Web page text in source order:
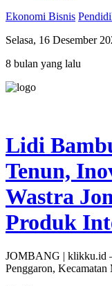
Ekonomi Bisnis
Selasa, 16 Desember
8 bulan yang lalu
Lidi
Tenun,
Wastra
Produk
JOMBANG | klikku.id
Penggaron,